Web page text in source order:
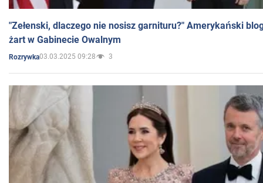
"Zełenski, dlaczego nie nosisz garnituru?" Amerykański
żart w Gabinecie Owalnym
Rozrywka03.03.2025 09:28 3